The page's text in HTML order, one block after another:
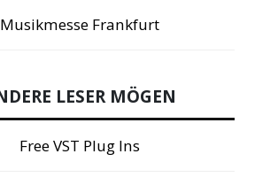
Musikmesse Frankfurt
LESER MÖGEN
Free VST Plug Ins